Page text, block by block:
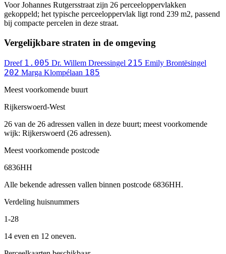
Voor Johannes Rutgersstraat zijn 26 perceeloppervlakken
gekoppeld; het typische perceeloppervlak ligt rond 239 m2, passend
bij compacte percelen in deze straat.
Vergelijkbare straten in de omgeving
Dreef 1.005 Dr. Willem Dreessingel 215 Emily Brontësingel
202 Marga Klompélaan 185
Meest voorkomende buurt
Rijkerswoerd-West
26 van de 26 adressen vallen in deze buurt; meest voorkomende
wijk: Rijkerswoerd (26 adressen).
Meest voorkomende postcode
6836HH
Alle bekende adressen vallen binnen postcode 6836HH.
Verdeling huisnummers
1-28
14 even en 12 oneven.